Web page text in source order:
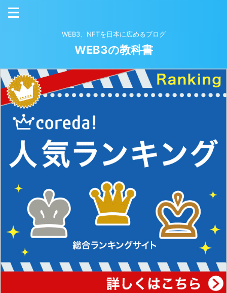
WEB3、NFTを日本に広めるブログ
WEB3の教科書